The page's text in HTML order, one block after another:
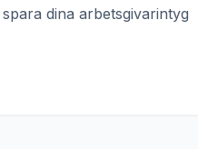
dina arbetsgivarintyg